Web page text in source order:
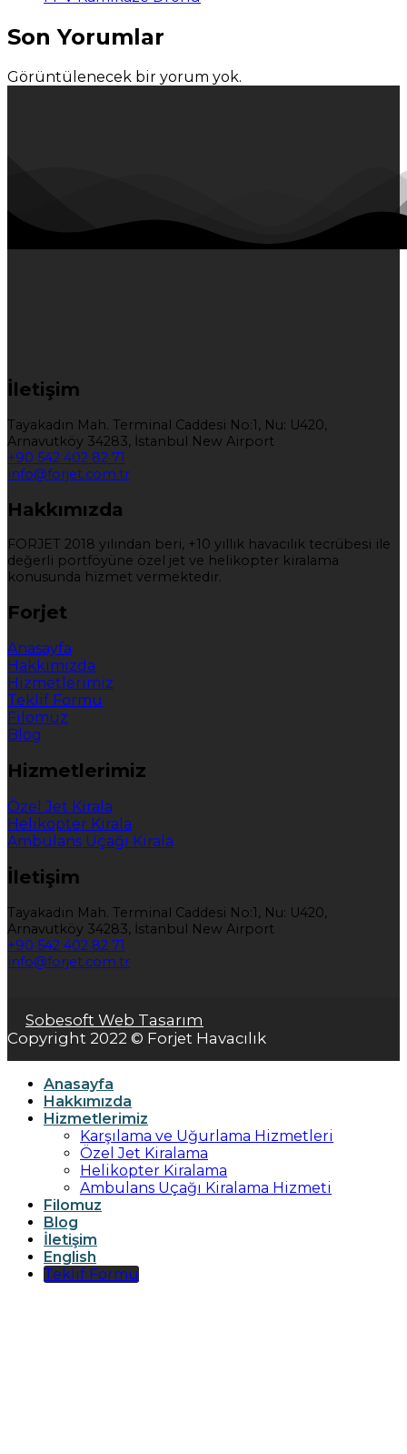
Son Yorumlar
Görüntülenecek bir yorum yok.
İletişim
Tayakadın Mah. Terminal Caddesi No:1, Nu: U420,
Arnavutköy 34283, İstanbul New Airport
+90 542 402 82 71
info@forjet.com.tr
Hakkımızda
FORJET 2018 yılından beri, +10 yıllık havacılık tecrübesi ile
değerli portföyüne özel jet ve helikopter kiralama
konusunda hizmet vermektedir.
Forjet
Anasayfa
Hakkımızda
Hizmetlerimiz
Teklif Formu
Filomuz
Blog
Hizmetlerimiz
Özel Jet Kirala
Helikopter Kirala
Ambulans Uçağı Kirala
İletişim
Tayakadın Mah. Terminal Caddesi No:1, Nu: U420,
Arnavutköy 34283, İstanbul New Airport
+90 542 402 82 71
info@forjet.com.tr
Sobesoft Web Tasarım
Copyright 2022 © Forjet Havacılık
Anasayfa
Hakkımızda
Hizmetlerimiz
Karşılama ve Uğurlama Hizmetleri
Özel Jet Kiralama
Helikopter Kiralama
Ambulans Uçağı Kiralama Hizmeti
Filomuz
Blog
İletişim
English
Teklif Formu